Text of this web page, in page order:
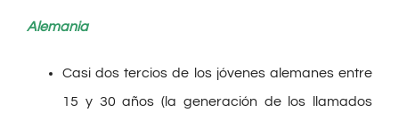
Alemania
Casi dos tercios de los jóvenes alemanes entre
15 y 30 años (la generación de los llamados